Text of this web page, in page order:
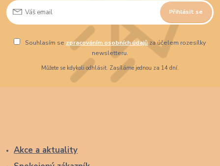
Přihlásit se
Souhlasím se zpracováním osobních údajů za účelem rozesílky
newsletteru.
Můžete se kdykoli odhlásit. Zasíláme jednou za 14 dní.
Akce a aktuality